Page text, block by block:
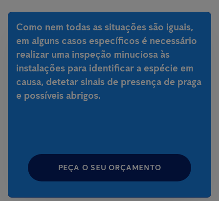
Como nem todas as situações são iguais,
em alguns casos específicos é necessário
realizar uma inspeção minuciosa às
instalações para identificar a espécie em
causa, detetar sinais de presença de praga
e possíveis abrigos.
PEÇA O SEU ORÇAMENTO